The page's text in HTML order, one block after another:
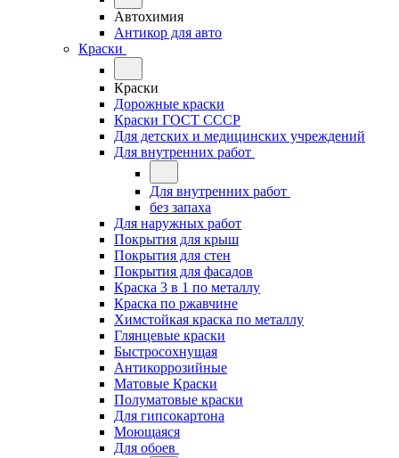
Автохимия
Антикор для авто
Краски
Краски
Дорожные краски
Краски ГОСТ СССР
Для детских и медицинских учреждений
Для внутренних работ
Для внутренних работ
без запаха
Для наружных работ
Покрытия для крыш
Покрытия для стен
Покрытия для фасадов
Краска 3 в 1 по металлу
Краска по ржавчине
Химстойкая краска по металлу
Глянцевые краски
Быстросохнущая
Антикоррозийные
Матовые Краски
Полуматовые краски
Для гипсокартона
Моющаяся
Для обоев